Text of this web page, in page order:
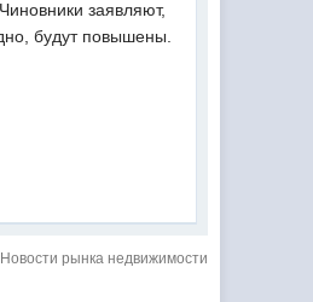
заявляют,
будут повышены.
рынка недвижимости